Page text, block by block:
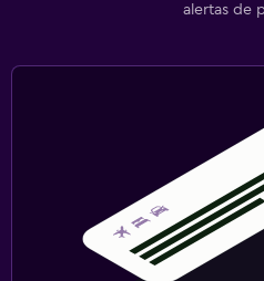
alertas de